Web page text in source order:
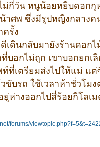
ม่กี่วัน หนูน้อยหยิบดอกกุ
าศพ ซึ่งมีรูปหญิงกลางค
ครั้ง
เดินกลับมายังร้านดอกไ
บอกไม่ถูก เขาบอกยกเลิ
ที่เตรียมส่งไปให้แม่ แต่
บรถ ใช้เวลาห้าชั่วโมง
ยู่ห่างออกไปสี่ร้อยกิโลเม
forums/